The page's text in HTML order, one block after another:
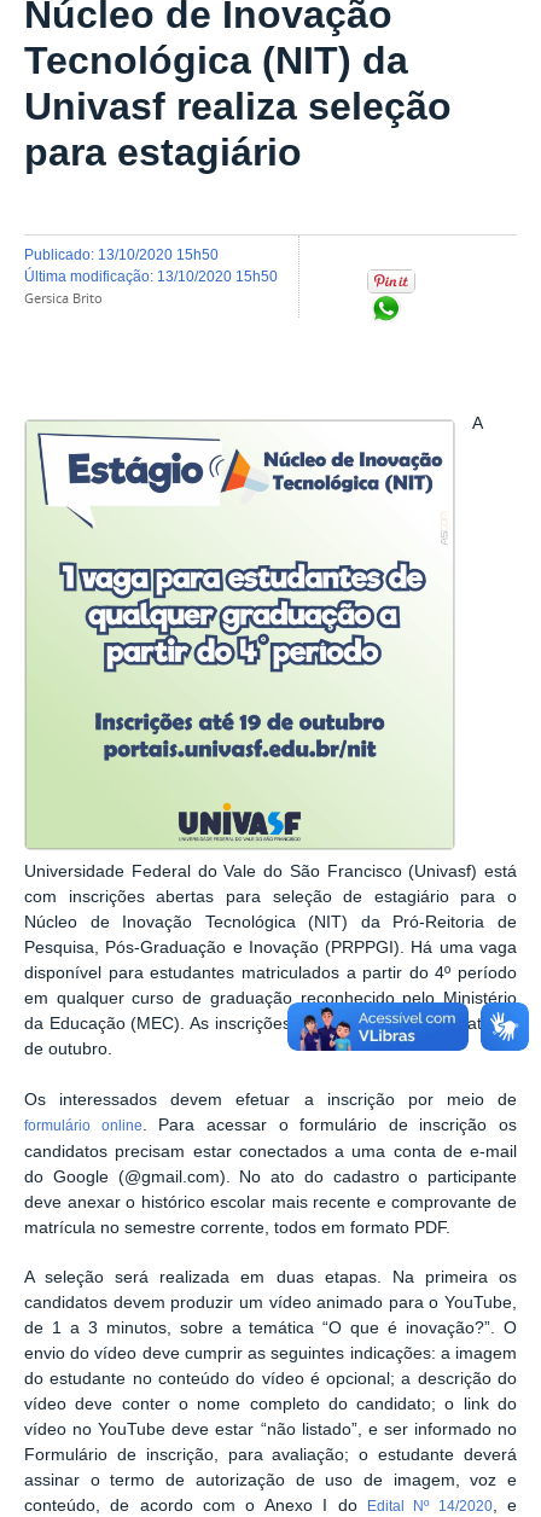
Núcleo de Inovação
Tecnológica (NIT) da
Univasf realiza seleção
para estagiário
publicado: 13/10/2020 15h50
última modificação: 13/10/2020 15h50
Gersica Brito
A
Universidade Federal do Vale do São Francisco (Univasf) está
com inscrições abertas para seleção de estagiário para o
Núcleo de Inovação Tecnológica (NIT) da Pró-Reitoria de
Pesquisa, Pós-Graduação e Inovação (PRPPGI). Há uma vaga
disponível para estudantes matriculados a partir do 4º período
em qualquer curso de graduação reconhecido pelo Ministério
da Educação (MEC). As inscrições devem ser realizadas até 19
de outubro.
Os interessados devem efetuar a inscrição por meio de
formulário online . Para acessar o formulário de inscrição os
candidatos precisam estar conectados a uma conta de e-mail
do Google (@gmail.com). No ato do cadastro o participante
deve anexar o histórico escolar mais recente e comprovante de
matrícula no semestre corrente, todos em formato PDF.
A seleção será realizada em duas etapas. Na primeira os
candidatos devem produzir um vídeo animado para o YouTube,
de 1 a 3 minutos, sobre a temática “O que é inovação?”. O
envio do vídeo deve cumprir as seguintes indicações: a imagem
do estudante no conteúdo do vídeo é opcional; a descrição do
vídeo deve conter o nome completo do candidato; o link do
vídeo no YouTube deve estar “não listado”, e ser informado no
Formulário de inscrição, para avaliação; o estudante deverá
assinar o termo de autorização de uso de imagem, voz e
conteúdo, de acordo com o Anexo I do
Edital Nº 14/2020, e